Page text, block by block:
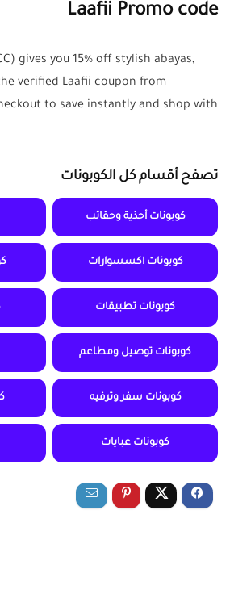
Laafii Promo code
gives you 15% off stylish abayas,
verified Laafii coupon from
to save instantly and shop with
تصفح أقسام كل الكوبونات
كوبونات أحذية وحقائب
كوبونات اكسسوارات
كوبونات تطبيقات
كوبونات توصيل ومطاعم
كوبونات سفر وترفيه
كوبونات عبايات